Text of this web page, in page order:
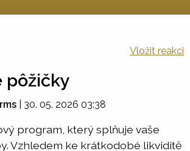
pôžičky
Vložit reakci
30. 05. 2026 03:38
program, který splňuje vaše
Vzhledem ke krátkodobé likviditě